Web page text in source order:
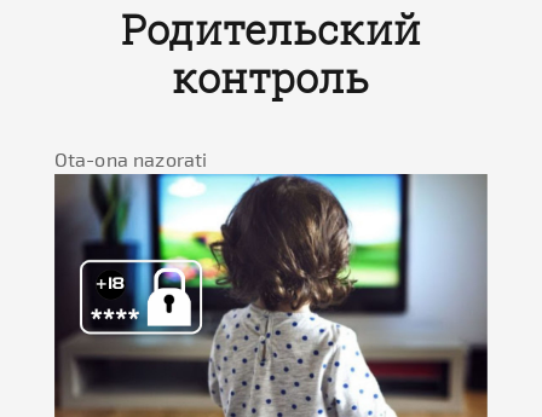
Родительский
контроль
Ota-ona nazorati